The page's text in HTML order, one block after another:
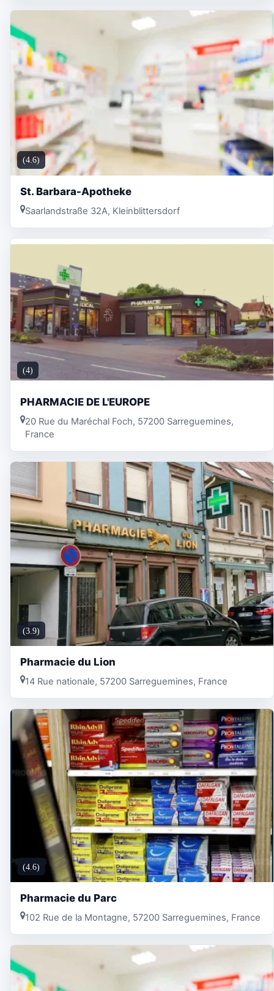
(4.6)
St. Barbara-Apotheke
Saarlandstraße 32A, Kleinblittersdorf
(4)
PHARMACIE DE L'EUROPE
20 Rue du Maréchal Foch, 57200 Sarreguemines,
France
(3.9)
Pharmacie du Lion
14 Rue nationale, 57200 Sarreguemines, France
(4.6)
Pharmacie du Parc
102 Rue de la Montagne, 57200 Sarreguemines, France